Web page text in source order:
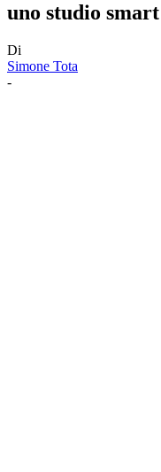
uno studio smart
Di
Simone Tota
-